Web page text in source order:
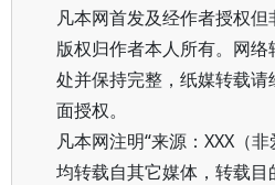
凡本网首发及经作者授权但
版权归作者本人所有。网
处并保持完整，纸媒转载
面授权。
凡本网注明“来源：XXX（
均转载自其它媒体，转载